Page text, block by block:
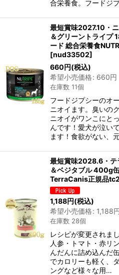
合栄養食。フードジ
最短賞味2027.10・
＆グリーントライプ
ード 総合栄養食
[nud33502]
660円(税込)
希望小売価格: 660円
在庫数 11個
フードジプシーのオ
ニオイます。臭いの
ニオイがワンこにと
んです！愛犬が泣い
ます！食欲がない、
最短賞味2028.6・テ
＆ベジタブル 400g
TerraCanis正規品
1,188円(税込)
希望小売価格: 1,188
在庫数 28個
レシピが変更されま
人参・トマト・赤リ
んだんに詰め込んだ
でカロリーも軽く、
ングなど様々な用…